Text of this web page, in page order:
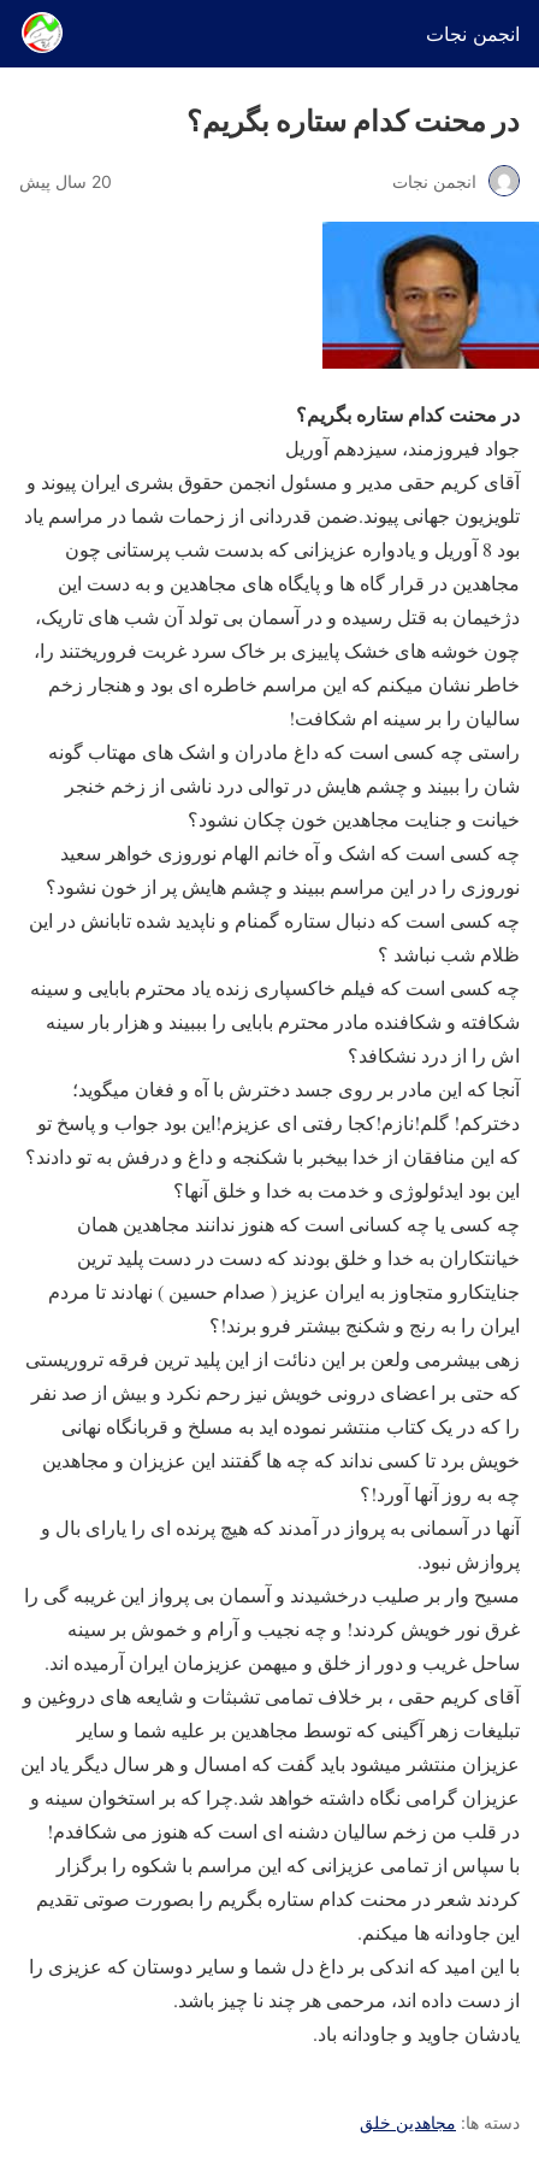
انجمن نجات
در محنت کدام ستاره بگریم؟
انجمن نجات 20 سال پیش
در محنت کدام ستاره بگریم؟
جواد فیروزمند، سیزدهم آوریل
آقای کریم حقی مدیر و مسئول انجمن حقوق بشری ایران پیوند و
تلویزیون جهانی پیوند.ضمن قدردانی از زحمات شما در مراسم یاد
بود 8 آوریل و یادواره عزیزانی که بدست شب پرستانی چون
مجاهدین در قرار گاه ها و پایگاه های مجاهدین و به دست این
دژخیمان به قتل رسیده و در آسمان بی تولد آن شب های تاریک،
چون خوشه های خشک پاییزی بر خاک سرد غربت فروریختند را،
خاطر نشان میکنم که این مراسم خاطره ای بود و هنجار زخم
سالیان را بر سینه ام شکافت!
راستی چه کسی است که داغ مادران و اشک های مهتاب گونه
شان را ببیند و چشم هایش در توالی درد ناشی از زخم خنجر
خیانت و جنایت مجاهدین خون چکان نشود؟
چه کسی است که اشک و آه خانم الهام نوروزی خواهر سعید
نوروزی را در این مراسم ببیند و چشم هایش پر از خون نشود؟
چه کسی است که دنبال ستاره گمنام و ناپدید شده تابانش در این
ظلام شب نباشد ؟
چه کسی است که فیلم خاکسپاری زنده یاد محترم بابایی و سینه
شکافته و شکافنده مادر محترم بابایی را بببیند و هزار بار سینه
اش را از درد نشکافد؟
آنجا که این مادر بر روی جسد دخترش با آه و فغان میگوید؛
دخترکم! گلم!نازم!کجا رفتی ای عزیزم!این بود جواب و پاسخ تو
که این منافقان از خدا بیخبر با شکنجه و داغ و درفش به تو دادند؟
این بود ایدئولوژی و خدمت به خدا و خلق آنها؟
چه کسی یا چه کسانی است که هنوز ندانند مجاهدین همان
خیانتکاران به خدا و خلق بودند که دست در دست پلید ترین
جنایتکارو متجاوز به ایران عزیز ( صدام حسین ) نهادند تا مردم
ایران را به رنج و شکنج بیشتر فرو برند!؟
زهی بیشرمی ولعن بر این دنائت از این پلید ترین فرقه تروریستی
که حتی بر اعضای درونی خویش نیز رحم نکرد و بیش از صد نفر
را که در یک کتاب منتشر نموده اید به مسلخ و قربانگاه نهانی
خویش برد تا کسی نداند که چه ها گفتند این عزیزان و مجاهدین
چه به روز آنها آورد!؟
آنها در آسمانی به پرواز در آمدند که هیچ پرنده ای را یارای بال و
پروازش نبود.
مسیح وار بر صلیب درخشیدند و آسمان بی پرواز این غریبه گی را
غرق نور خویش کردند! و چه نجیب و آرام و خموش بر سینه
ساحل غریب و دور از خلق و میهمن عزیزمان ایران آرمیده اند.
آقای کریم حقی ، بر خلاف تمامی تشبثات و شایعه های دروغین و
تبلیغات زهر آگینی که توسط مجاهدین بر علیه شما و سایر
عزیزان منتشر میشود باید گفت که امسال و هر سال دیگر یاد این
عزیزان گرامی نگاه داشته خواهد شد.چرا که بر استخوان سینه و
در قلب من زخم سالیان دشنه ای است که هنوز می شکافدم!
با سپاس از تمامی عزیزانی که این مراسم با شکوه را برگزار
کردند شعر در محنت کدام ستاره بگریم را بصورت صوتی تقدیم
این جاودانه ها میکنم.
با این امید که اندکی بر داغ دل شما و سایر دوستان که عزیزی را
از دست داده اند، مرحمی هر چند نا چیز باشد.
یادشان جاوید و جاودانه باد.
دسته ها: مجاهدین خلق